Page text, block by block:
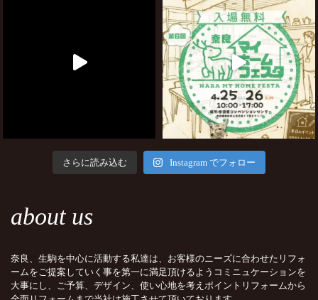
さらに読み込む Instagram でフォロー
about us
奈良、生駒を中心に活動する私達は、お客様のニーズに合わせたリフォ
ームをご提案していく事を第一に満足頂けるようコミニュケーションを
大事にし、ご予算、デザイン、使い心地を考えポイントリフォームから